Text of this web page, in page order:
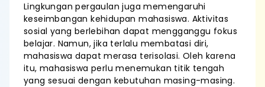
Lingkungan pergaulan juga memengaruhi
keseimbangan kehidupan mahasiswa. Aktivitas
sosial yang berlebihan dapat mengganggu fokus
belajar. Namun, jika terlalu membatasi diri,
mahasiswa dapat merasa terisolasi. Oleh karena
itu, mahasiswa perlu menemukan titik tengah
yang sesuai dengan kebutuhan masing-masing.